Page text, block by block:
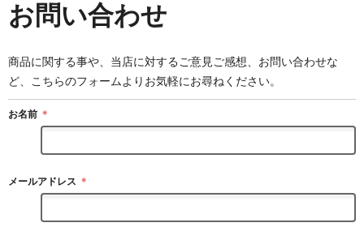
お問い合わせ
商品に関する事や、当店に対するご意見ご感想、お問い合わせな
ど、こちらのフォームよりお気軽にお尋ねください。
お名前 ＊
メールアドレス ＊